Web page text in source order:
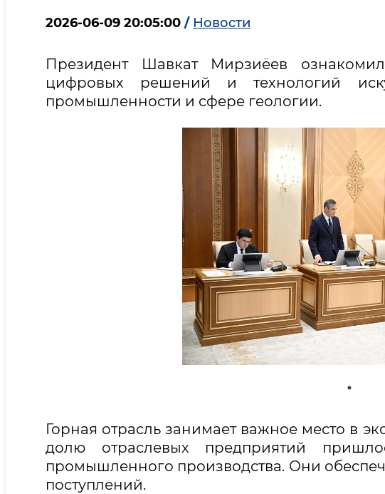
2026-06-09 20:05:00 / Новости
Президент Шавкат Мирзиёев
цифровых решений и технологий
промышленности и сфере геологии.
Горная отрасль занимает важное место в
долю отраслевых предприятий
промышленного производства. Они
поступлений.